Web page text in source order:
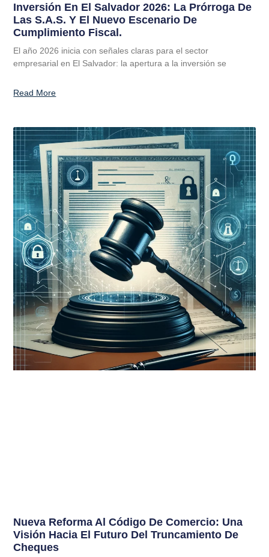
Inversión En El Salvador 2026: La Prórroga De
Las S.A.S. Y El Nuevo Escenario De
Cumplimiento Fiscal.
El año 2026 inicia con señales claras para el sector
empresarial en El Salvador: la apertura a la inversión se
Read More
Nueva Reforma Al Código De Comercio: Una
Visión Hacia El Futuro Del Truncamiento De
Cheques